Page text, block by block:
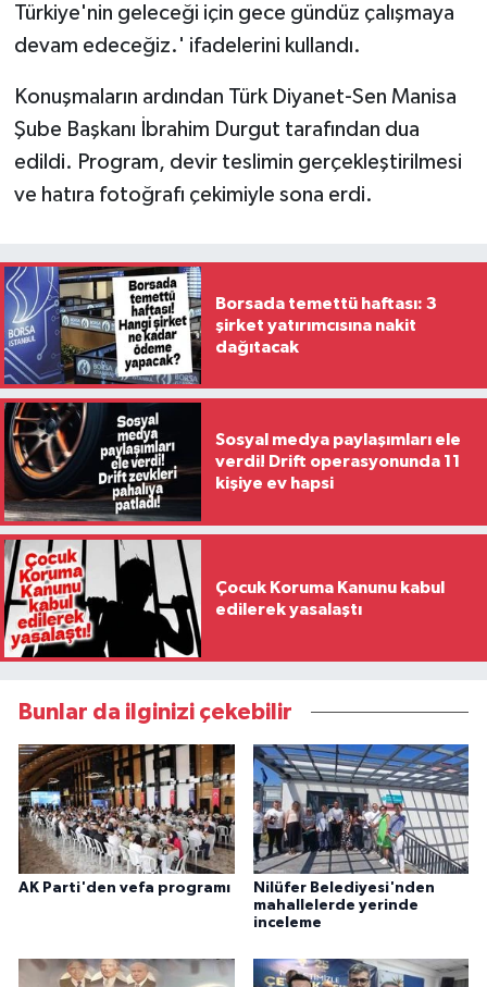
Türkiye'nin geleceği için gece gündüz çalışmaya
devam edeceğiz.' ifadelerini kullandı.
Konuşmaların ardından Türk Diyanet-Sen Manisa
Şube Başkanı İbrahim Durgut tarafından dua
edildi. Program, devir teslimin gerçekleştirilmesi
ve hatıra fotoğrafı çekimiyle sona erdi.
Borsada temettü haftası: 3
şirket yatırımcısına nakit
dağıtacak
Sosyal medya paylaşımları ele
verdi! Drift operasyonunda 11
kişiye ev hapsi
Çocuk Koruma Kanunu kabul
edilerek yasalaştı
Bunlar da ilginizi çekebilir
AK Parti'den vefa programı
Nilüfer Belediyesi'nden
mahallelerde yerinde
inceleme